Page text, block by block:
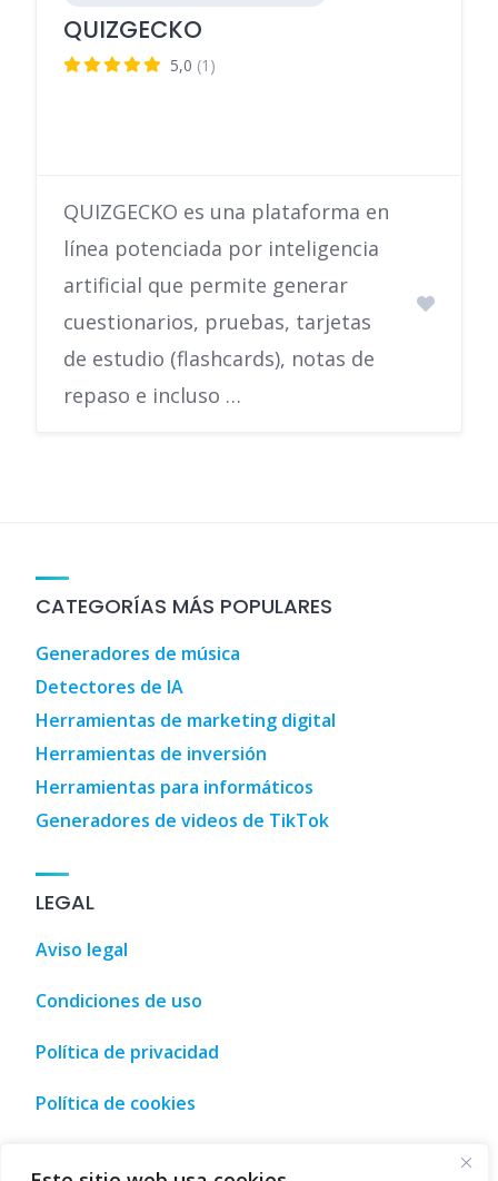
QUIZGECKO
5,0 (1)
QUIZGECKO es una plataforma en
línea potenciada por inteligencia
artificial que permite generar
cuestionarios, pruebas, tarjetas
de estudio (flashcards), notas de
repaso e incluso …
CATEGORÍAS MÁS POPULARES
Generadores de música
Detectores de IA
Herramientas de marketing digital
Herramientas de inversión
Herramientas para informáticos
Generadores de videos de TikTok
LEGAL
Aviso legal
Condiciones de uso
Política de privacidad
Política de cookies
de turismo, ocio y compra • Málaga, España Tourism,